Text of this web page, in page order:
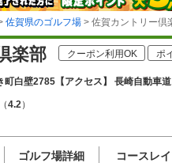
佐賀県のゴルフ場 > 佐賀カントリー倶
楽部 クーポン利用OK ポ
町白壁2785 【アクセス】 長崎自動車
（4.2）
ゴルフ場詳細 コースレ